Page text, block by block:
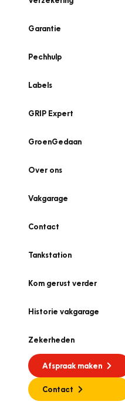
Garantie
Pechhulp
Labels
GRIP Expert
GroenGedaan
Over ons
Vakgarage
Contact
Tankstation
Kom gerust verder
Historie vakgarage
Zekerheden
Afspraak maken
Contact